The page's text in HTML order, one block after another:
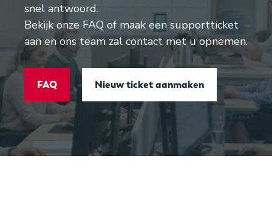
snel antwoord.
Bekijk onze FAQ of maak een supportticket
aan en ons team zal contact met u opnemen.
FAQ Nieuw ticket aanmaken